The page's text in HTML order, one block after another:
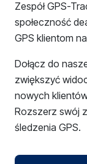
Zespół GPS-
społeczność
GPS klientom
Dołącz do
zwiększyć
nowych
Rozszerz swój
śledzenia GPS.